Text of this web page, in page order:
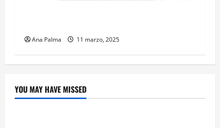
Ana Palma 11 marzo, 2025
YOU MAY HAVE MISSED
Crítica de Cine